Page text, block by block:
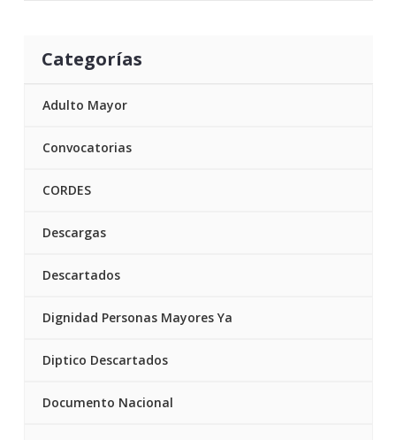
Categorías
Adulto Mayor
Convocatorias
CORDES
Descargas
Descartados
Dignidad Personas Mayores Ya
Diptico Descartados
Documento Nacional